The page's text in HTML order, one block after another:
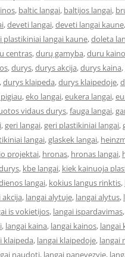
, baltic langai, baltijos langai,
,deveti langai,deveti langai kaune,
plastikiniai langai kaune,doleta
centras,durų gamyba,duru
,durys,durys akcija,durys kaina,
,durys klaipeda,durys klaipedoje,
,eko langai,eukera langai,
vidaus durys,fauga langai,
,geri langai,geri plastikiniai langai,
langai,glaskek langai,
projektai, hronas, hronas langai,
, kbe langai, kiek kainuoja
langai, kokius langus rinktis,
akcija, langai alytuje, langai alytus,
is vokietijos, langai ispardavimas,
, langai kaina, langai kainos, langai
klaipeda, langai klaipedoje, langai
naudoti, langai panevezyje,